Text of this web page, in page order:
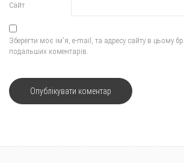
Сайт
Зберегти моє ім'я, e-mail, та адресу сайту в цьому
подальших коментарів.